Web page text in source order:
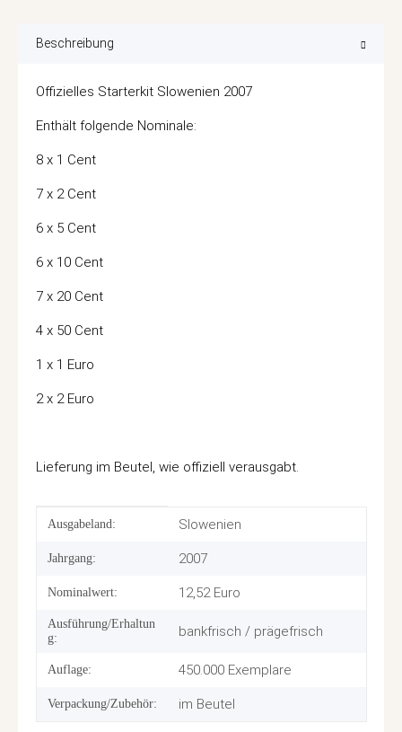
Beschreibung
Offizielles Starterkit Slowenien 2007
Enthält folgende Nominale:
8 x 1 Cent
7 x 2 Cent
6 x 5 Cent
6 x 10 Cent
7 x 20 Cent
4 x 50 Cent
1 x 1 Euro
2 x 2 Euro
Lieferung im Beutel, wie offiziell verausgabt.
Produkteigenschaft
Wert
Ausgabeland: Slowenien
Jahrgang: 2007
Nominalwert: 12,52 Euro
Ausführung/Erhaltun
g:
bankfrisch / prägefrisch
Auflage: 450.000 Exemplare
Verpackung/Zubehör: im Beutel